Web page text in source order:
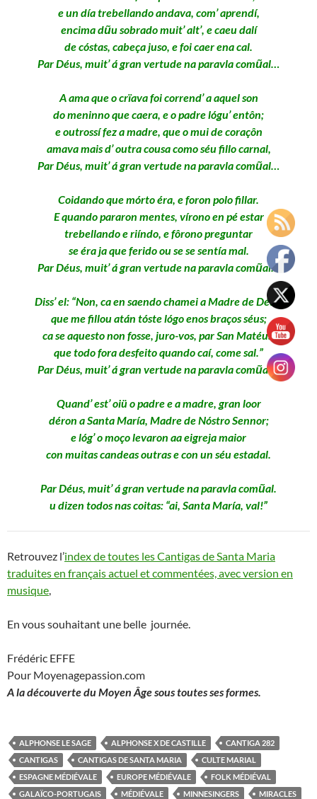
e un día trebellando andava, com’ aprendí,
encima dũu sobrado muit’ alt’, e caeu dalí
de cóstas, cabeça juso, e foi caer ena cal.
Par Déus, muit’ á gran vertude na paravla comũal…
A ama que o crïava foi corrend’ a aquel son
do meninno que caera, e o padre lógu’ entôn;
e outrossí fez a madre, que o mui de coraçôn
amava mais d’ outra cousa como séu fillo carnal,
Par Déus, muit’ á gran vertude na paravla comũal…
Coidando que mórto éra, e foron polo fillar.
E quando pararon mentes, vírono en pé estar
trebellando e riíndo, e fôrono preguntar
se éra ja que ferido ou se se sentía mal.
Par Déus, muit’ á gran vertude na paravla comũal…
Diss’ el: “Non, ca en saendo chamei a Madre de Déus,
que me fillou atán tóste lógo enos braços séus;
ca se aquesto non fosse, juro-vos, par San Matéus,
que todo fora desfeito quando caí, come sal.”
Par Déus, muit’ á gran vertude na paravla comũal…
Quand’ est’ oiü o padre e a madre, gran loor
déron a Santa María, Madre de Nóstro Sennor;
e lóg’ o moço levaron aa eigreja maior
con muitas candeas outras e con un séu estadal.
Par Déus, muit’ á gran vertude na paravla comũal.
u dizen todos nas coitas: “ai, Santa María, val!”
Retrouvez l’index de toutes les Cantigas de Santa Maria
traduites en français actuel et commentées, avec version en
musique,
En vous souhaitant une belle journée.
Frédéric EFFE
Pour Moyenagepassion.com
A la découverte du Moyen Âge sous toutes ses formes.
ALPHONSE LE SAGE ALPHONSE X DE CASTILLE
CANTIGA 282
CANTIGAS
CANTIGAS DE SANTA MARIA
CULTE MARIAL
ESPAGNE MÉDIÉVALE
EUROPE MÉDIÉVALE
FOLK MÉDIÉVAL
GALAÏCO-PORTUGAIS
MÉDIÉVALE MINNESINGERS
MIRACLES